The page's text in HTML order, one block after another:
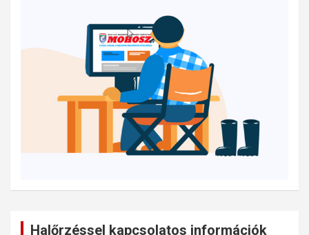
Halőrzéssel kapcsolatos információk